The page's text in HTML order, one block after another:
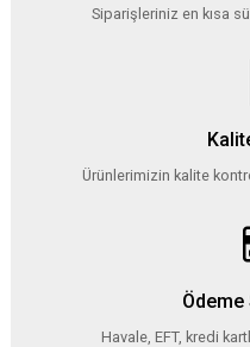
Siparişleriniz en kısa
Ürünlerimizin kalite
Havale, EFT, kredi